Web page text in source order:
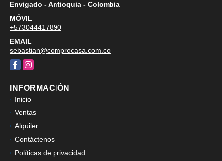
Envigado - Antioquia - Colombia
MÓVIL
+573044417890
EMAIL
sebastian@comprocasa.com.co
FacebookInstagram
INFORMACIÓN
Inicio
Ventas
Alquiler
Contáctenos
Políticas de privacidad